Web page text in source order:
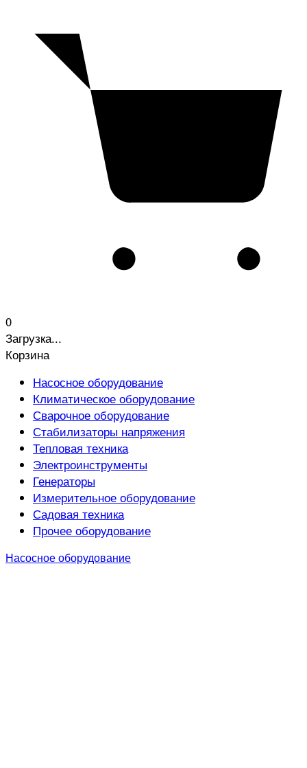
0
Загрузка...
Корзина
Насосное оборудование
Климатическое оборудование
Сварочное оборудование
Стабилизаторы напряжения
Тепловая техника
Электроинструменты
Генераторы
Измерительное оборудование
Садовая техника
Прочее оборудование
Насосное оборудование